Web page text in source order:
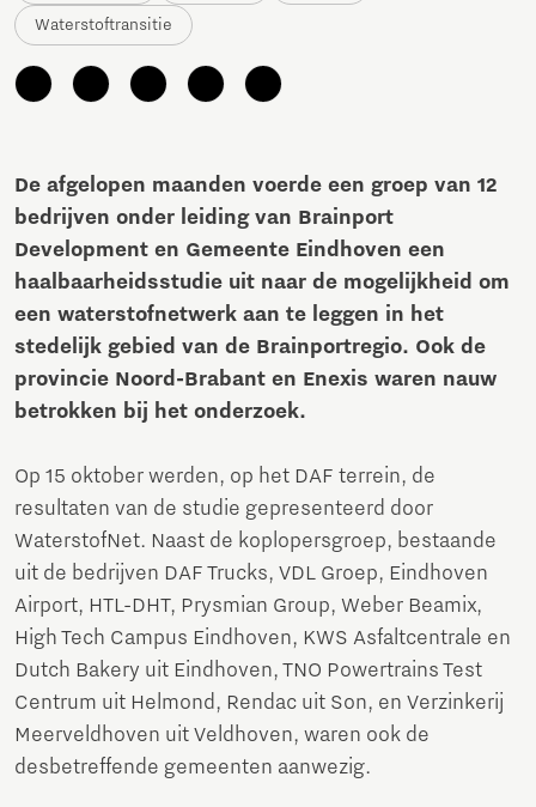
Waterstoftransitie
De afgelopen maanden voerde een groep van 12
bedrijven onder leiding van Brainport
Development en Gemeente Eindhoven een
haalbaarheidsstudie uit naar de mogelijkheid om
een waterstofnetwerk aan te leggen in het
stedelijk gebied van de Brainportregio. Ook de
provincie Noord-Brabant en Enexis waren nauw
betrokken bij het onderzoek.
Op 15 oktober werden, op het DAF terrein, de
resultaten van de studie gepresenteerd door
WaterstofNet. Naast de koplopersgroep, bestaande
uit de bedrijven DAF Trucks, VDL Groep, Eindhoven
Airport, HTL-DHT, Prysmian Group, Weber Beamix,
High Tech Campus Eindhoven, KWS Asfaltcentrale en
Dutch Bakery uit Eindhoven, TNO Powertrains Test
Centrum uit Helmond, Rendac uit Son, en Verzinkerij
Meerveldhoven uit Veldhoven, waren ook de
desbetreffende gemeenten aanwezig.